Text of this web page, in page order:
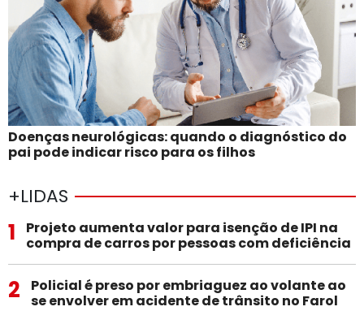
Doenças neurológicas: quando o diagnóstico do
pai pode indicar risco para os filhos
+LIDAS
1
Projeto aumenta valor para isenção de IPI na
compra de carros por pessoas com deficiência
2
Policial é preso por embriaguez ao volante ao
se envolver em acidente de trânsito no Farol